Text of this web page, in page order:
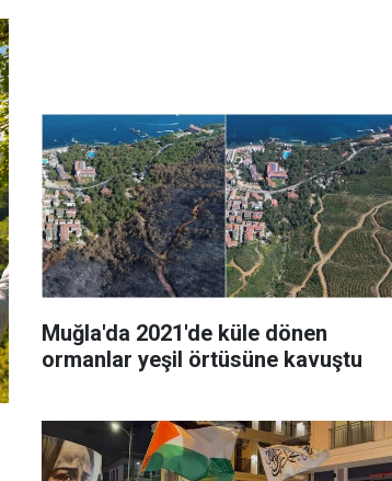
Muğla'da 2021'de küle dönen
ormanlar yeşil örtüsüne kavuştu